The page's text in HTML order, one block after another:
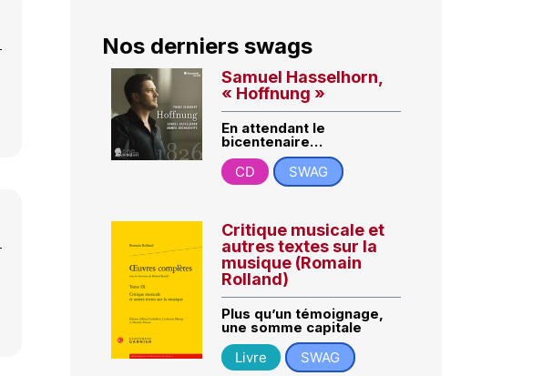
Nos derniers swags
Samuel Hasselhorn,
« Hoffnung »
En attendant le
bicentenaire…
CD
SWAG
Critique musicale et
autres textes sur la
musique (Romain
Rolland)
Plus qu’un témoignage,
une somme capitale
Livre
SWAG